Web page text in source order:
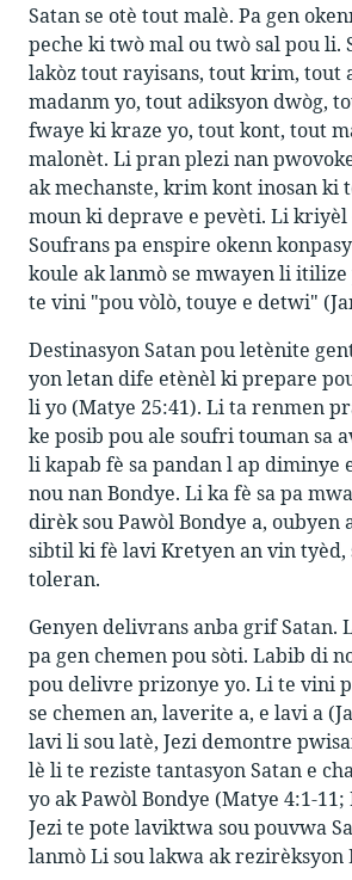
Satan se otè tout malè. Pa gen
peche ki twò mal ou twò sal pou li.
lakòz tout rayisans, tout krim, tout
madanm yo, tout adiksyon dwòg,
fwaye ki kraze yo, tout kont, tout
malonèt. Li pran plezi nan
ak mechanste, krim kont inosan ki
moun ki deprave e pevèti. Li kriyèl
Soufrans pa enspire okenn
koule ak lanmò se mwayen li
te vini "pou vòlò, touye e detwi"
Destinasyon Satan pou letènite
yon letan dife etènèl ki prepare
li yo (Matye 25:41). Li ta renmen
ke posib pou ale soufri touman sa
li kapab fè sa pandan l ap diminye
nou nan Bondye. Li ka fè sa pa
dirèk sou Pawòl Bondye a, oubyen
sibtil ki fè lavi Kretyen an vin
toleran.
Genyen delivrans anba grif Satan.
pa gen chemen pou sòti. Labib di
pou delivre prizonye yo. Li te vini
se chemen an, laverite a, e lavi a
lavi li sou latè, Jezi demontre
lè li te reziste tantasyon Satan e
yo ak Pawòl Bondye (Matye 4:1-11;
Jezi te pote laviktwa sou pouvwa
lanmò Li sou lakwa ak rezirèksyon